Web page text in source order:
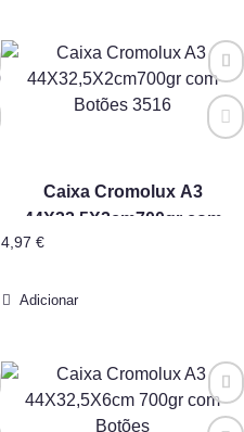
Caixa Cromolux A3
44X32,5X2cm700gr com
4,97 €
Adicionar